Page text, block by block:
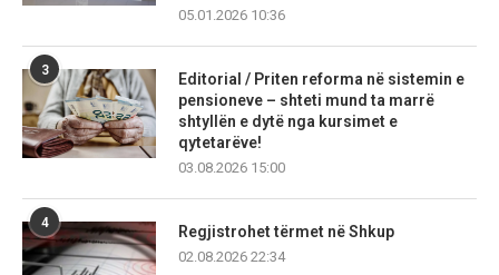
05.01.2026 10:36
3
Editorial / Priten reforma në sistemin e
pensioneve – shteti mund ta marrë
shtyllën e dytë nga kursimet e
qytetarëve!
03.08.2026 15:00
4
Regjistrohet tërmet në Shkup
02.08.2026 22:34